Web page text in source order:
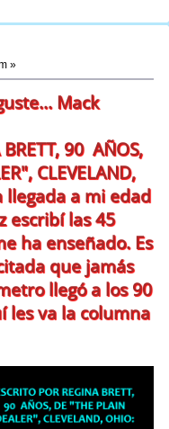
»
Mack
BRETT, 90 AÑOS,
CLEVELAND,
llegada a mi edad
escribí las 45
ha enseñado. Es
que jamás
llegó a los 90
les va la columna